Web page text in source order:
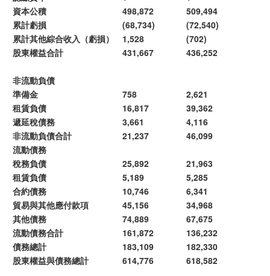
資本公積
498,872
509,494
累計虧損
(68,734)
(72,540)
累計其他綜合收入（虧損）
1,528
(702)
股東權益合計
431,667 436,252
非流動負債
準備金
758
2,621
租賃負債
16,817
39,362
遞延稅債務
3,661
4,116
非流動負債合計
21,237
46,099
流動債務
稅務負債
25,892
21,963
租賃負債
5,189
5,285
合約債務
10,746
6,341
貿易與其他應付款項
45,156
34,968
其他債務
74,889
67,675
流動債務合計
161,872
136,232
債務總計
183,109
182,330
股東權益與債務總計
614,776 618,582